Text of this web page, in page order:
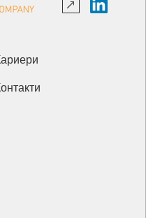
Кариери
Контакти